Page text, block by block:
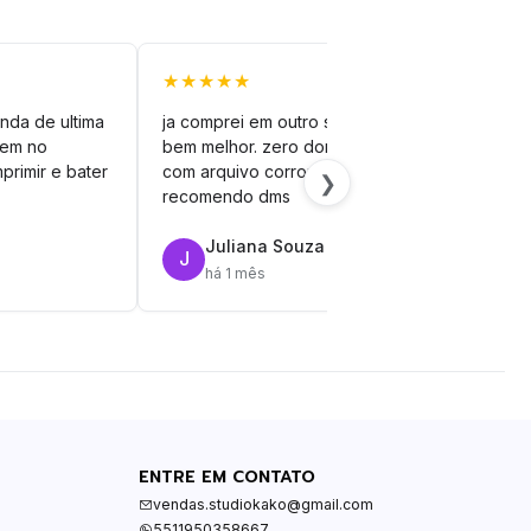
de ultima
no
e bater
★★★★★
ja comprei em outro site mas esse é
bem melhor. zero dor de cabeça
com arquivo corrompido.
recomendo dms
J
Juliana Souza
há 1 mês
❯
ENTRE EM CONTATO
vendas.studiokako@gmail.com